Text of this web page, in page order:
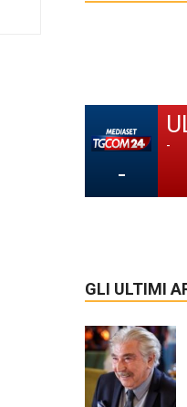
-
-
GLI ULTIMI